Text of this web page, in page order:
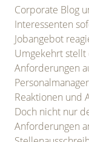
Corporate Blog
Interessenten
Jobangebot
Umgekehrt stellt
Anforderungen
Reaktionen und
Doch nicht nur
Anforderungen